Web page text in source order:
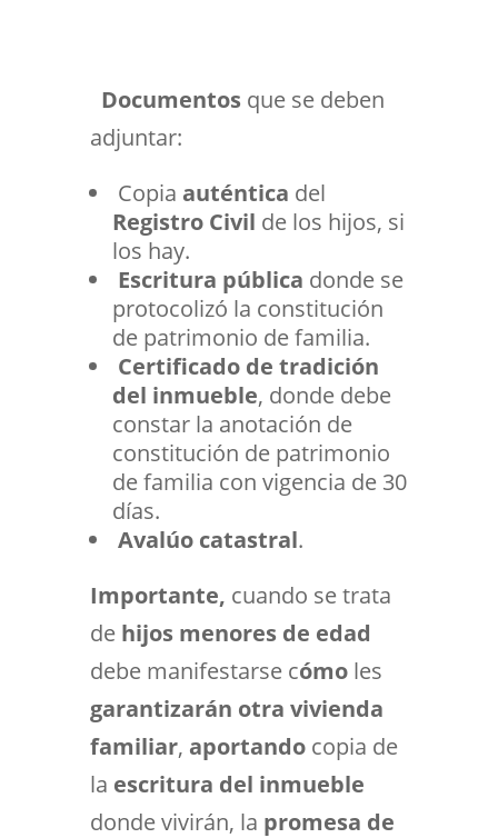
Documentosque se deben
adjuntar:
Copia auténtica del
Registro Civil de los hijos, si
los hay.
Escritura pública donde se
protocolizó la constitución
de patrimonio de familia.
Certificado de tradición
del inmueble, donde debe
constar la anotación de
constitución de patrimonio
de familia con vigencia de 30
días.
Avalúo catastral.
Importante, cuando se trata
de hijos menores de edad
debe manifestarse cómoles
garantizarán otra vivienda
familiar, aportandocopia de
la escritura del inmueble
donde vivirán, la promesa de